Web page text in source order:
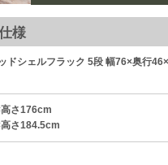
様
ドシェルフラック 5段 幅76×奥行
さ176cm
さ184.5cm